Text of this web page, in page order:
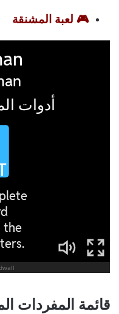
🎮 لعبة المشنقة
قائمة المفردات